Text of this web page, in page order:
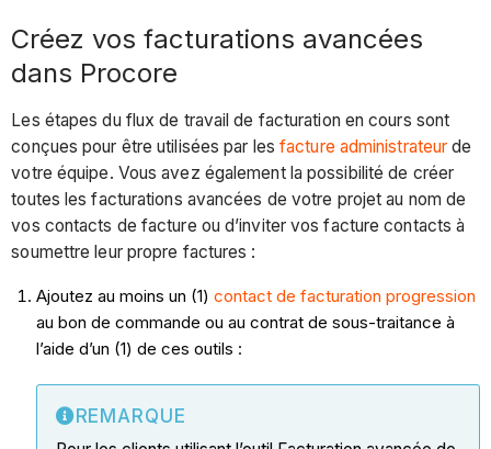
Créez vos facturations avancées
dans Procore
Les étapes du flux de travail de facturation en cours sont
conçues pour être utilisées par les facture administrateur de
votre équipe. Vous avez également la possibilité de créer
toutes les facturations avancées de votre projet au nom de
vos contacts de facture ou d’inviter vos facture contacts à
soumettre leur propre factures :
Ajoutez au moins un (1) contact de facturation progression
au bon de commande ou au contrat de sous-traitance à
l’aide d’un (1) de ces outils :
REMARQUE